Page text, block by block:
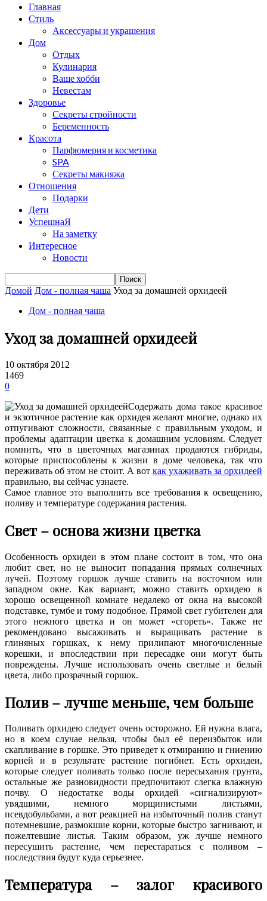
Главная
Стиль
Аксессуары и украшения
Дом
Отдых
Кулинария
Ваше хобби
Невестам
Здоровье
Секреты стройности
Беременность
Красота
Парфюмерия и косметика
SPA
Секреты макияжа
Отношения
Подарки
Дети
УспешнаЯ
На заметку
Интересное
Новости
Домой Дом - полная чаша Уход за домашней орхидеей
Дом - полная чаша
Уход за домашней орхидеей
10 октября 2012
1469
0
Содержать дома такое красивое
и экзотичное растение как орхидея желают многие, однако их
отпугивают сложности, связанные с правильным уходом, и
проблемы адаптации цветка к домашним условиям. Следует
помнить, что в цветочных магазинах продаются гибриды,
которые приспособлены к жизни в доме человека, так что
переживать об этом не стоит. А вот как ухаживать за орхидеей
правильно, вы сейчас узнаете.
Самое главное это выполнить все требования к освещению,
поливу и температуре содержания растения.
Свет – основа жизни цветка
Особенность орхидеи в этом плане состоит в том, что она
любит свет, но не выносит попадания прямых солнечных
лучей. Поэтому горшок лучше ставить на восточном или
западном окне. Как вариант, можно ставить орхидею в
хорошо освещенной комнате недалеко от окна на высокой
подставке, тумбе и тому подобное. Прямой свет губителен для
этого нежного цветка и он может «сгореть». Также не
рекомендовано высаживать и выращивать растение в
глиняных горшках, к нему прилипают многочисленные
корешки, и впоследствии при пересадке они могут быть
повреждены. Лучше использовать очень светлые и белый
цвета, либо прозрачный горшок.
Полив – лучше меньше, чем больше
Поливать орхидею следует очень осторожно. Ей нужна влага,
но в коем случае нельзя, чтобы был её переизбыток или
скапливание в горшке. Это приведет к отмиранию и гниению
корней и в результате растение погибнет. Есть орхидеи,
которые следует поливать только после пересыхания грунта,
остальные же разновидности предпочитают слегка влажную
почву. О недостатке воды орхидей «сигнализируют»
увядшими, немного морщинистыми листьями,
псевдобульбами, а вот реакцией на избыточный полив станут
потемневшие, размокшие корни, которые быстро загнивают, и
пожелтевшие листья. Таким образом, уж лучше немного
пересушить растение, чем перестараться с поливом –
последствия будут куда серьезнее.
Температура – залог красивого